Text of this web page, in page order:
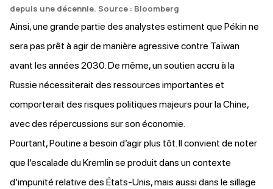
depuis une décennie. Source : Bloomberg
Ainsi, une grande partie des analystes estiment que Pékin ne
sera pas prêt à agir de manière agressive contre Taïwan
avant les années 2030. De même, un soutien accru à la
Russie nécessiterait des ressources importantes et
comporterait des risques politiques majeurs pour la Chine,
avec des répercussions sur son économie.
Pourtant, Poutine a besoin d’agir plus tôt. Il convient de noter
que l’escalade du Kremlin se produit dans un contexte
d’impunité relative des États-Unis, mais aussi dans le sillage